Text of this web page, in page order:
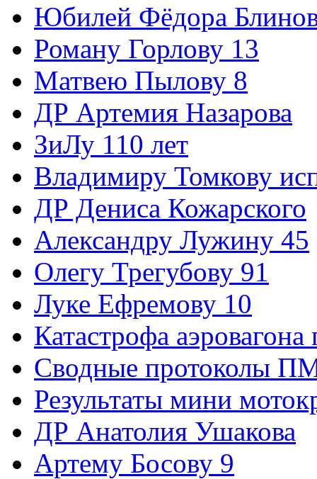
Юбилей Фёдора
Роману Горлову 13
Матвею Пылову 8
ДР Артемия Назарова
ЗиЛу 110 лет
Владимиру Томкову
ДР Дениса Кожарского
Александру Лужину 45
Олегу Трегубову 91
Луке Ефремову 10
Катастрофа
Сводные протоколы
Результаты мини
ДР Анатолия Ушакова
Артему Босову 9